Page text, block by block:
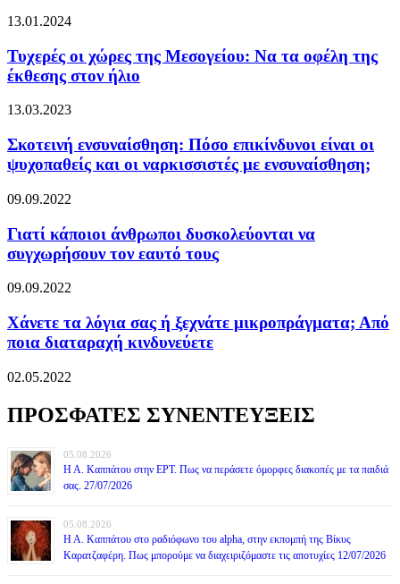
13.01.2024
Τυχερές οι χώρες της Μεσογείου: Να τα οφέλη της
έκθεσης στον ήλιο
13.03.2023
Σκοτεινή ενσυναίσθηση: Πόσο επικίνδυνοι είναι οι
ψυχοπαθείς και οι ναρκισσιστές με ενσυναίσθηση;
09.09.2022
Γιατί κάποιοι άνθρωποι δυσκολεύονται να
συγχωρήσουν τον εαυτό τους
09.09.2022
Χάνετε τα λόγια σας ή ξεχνάτε μικροπράγματα; Από
ποια διαταραχή κινδυνεύετε
02.05.2022
ΠΡΟΣΦΑΤΕΣ ΣΥΝΕΝΤΕΥΞΕΙΣ
05.08.2026
Η Α. Καππάτου στην ΕΡΤ. Πως να περάσετε όμορφες διακοπές με τα παιδιά
σας. 27/07/2026
05.08.2026
Η Α. Καππάτου στο ραδιόφωνο του alpha, στην εκπομπή της Βίκυς
Καρατζαφέρη. Πως μπορούμε να διαχειριζόμαστε τις αποτυχίες 12/07/2026